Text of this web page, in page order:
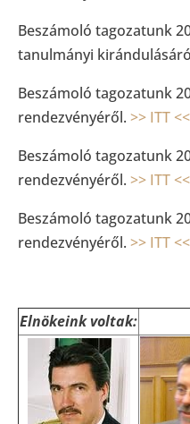
Beszámoló tagozatunk
tanulmányi
Beszámoló tagozatunk
rendezvényéről. >> ITT <<
Beszámoló tagozatunk
rendezvényéről. >> ITT <<
Beszámoló tagozatunk
rendezvényéről. >> ITT <<
Elnökeink voltak: